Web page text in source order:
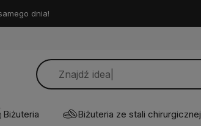
dnia!
Biżuteria Biżuteria ze stali chirurgicznej